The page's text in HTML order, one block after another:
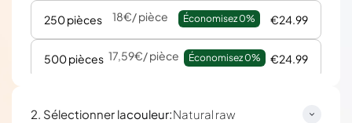
250 pièces 18€/ pièce Économisez 0% €24.99
500 pièces 17,59€/ pièce Économisez 0% €24.99
2. Sélectionner lacouleur:Natural raw